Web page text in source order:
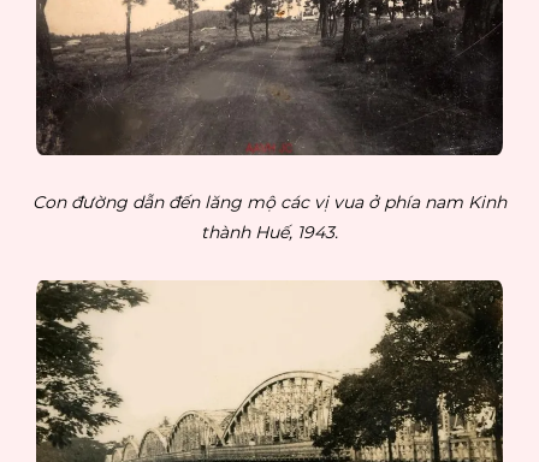
Con đường dẫn đến lăng mộ các vị vua ở phía nam Kinh
thành Huế, 1943.